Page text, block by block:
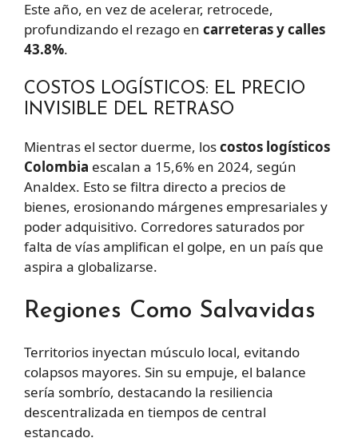
Este año, en vez de acelerar, retrocede,
profundizando el rezago en carreteras y calles
43.8%.
COSTOS LOGÍSTICOS: EL PRECIO
INVISIBLE DEL RETRASO
Mientras el sector duerme, loscostos logísticos
Colombia escalan a 15,6% en 2024, según
Analdex. Esto se filtra directo a precios de
bienes, erosionando márgenes empresariales y
poder adquisitivo. Corredores saturados por
falta de vías amplifican el golpe, en un país que
aspira a globalizarse.
Regiones Como Salvavidas
Territorios inyectan músculo local, evitando
colapsos mayores. Sin su empuje, el balance
sería sombrío, destacando la resiliencia
descentralizada en tiempos de central
estancado.